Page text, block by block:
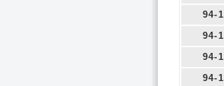
94-1
94-1
94-1
94-1